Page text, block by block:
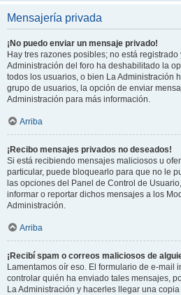
Mensajería privada
¡No puedo enviar un mensaje privado!
Hay tres razones posibles; no está
Administración del foro ha deshabilitado la
todos los usuarios, o bien La Administración
grupo de usuarios, la opción de enviar
Administración para más información.
Arriba
¡Recibo mensajes privados no deseados!
Si está recibiendo mensajes maliciosos u
particular, puede bloquearlo para que no le
las opciones del Panel de Control de
informar o reportar dichos mensajes a los
Administración.
Arriba
¡Recibí spam o correos maliciosos de
Lamentamos oír eso. El formulario de e-mail
controlar quién ha enviado tales mensajes,
La Administración y hacerles llegar una